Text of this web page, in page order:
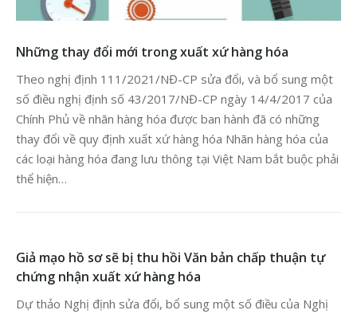
Những thay đổi mới trong xuất xứ hàng hóa
Theo nghị định 111/2021/NĐ-CP sửa đổi, và bổ sung một
số điều nghị định số 43/2017/NĐ-CP ngày 14/4/2017 của
Chính Phủ về nhãn hàng hóa được ban hành đã có những
thay đổi về quy định xuất xứ hàng hóa Nhãn hàng hóa của
các loại hàng hóa đang lưu thông tại Việt Nam bắt buộc phải
thể hiện…
Giả mạo hồ sơ sẽ bị thu hồi Văn bản chấp thuận tự
chứng nhận xuất xứ hàng hóa
Dự thảo Nghị định sửa đổi, bổ sung một số điều của Nghị